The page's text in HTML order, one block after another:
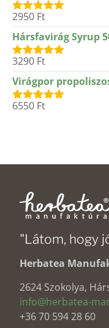
Értékelés:
2950 Ft
Hársfavirág Syrup
Értékelés:
3290 Ft
Virágpor
Értékelés:
6550 Ft
"Látom, hogy
Herbatea
2624 Szokolya,
info@herbatea-
+36 70 594 28 60